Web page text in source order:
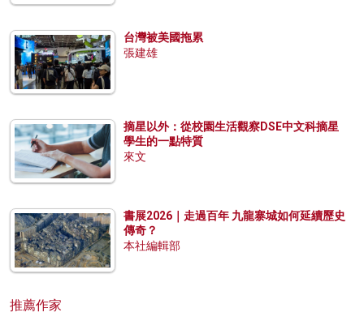
台灣被美國拖累
張建雄
摘星以外：從校園生活觀察DSE中文科摘星
學生的一點特質
來文
書展2026｜走過百年 九龍寨城如何延續歷史
傳奇？
本社編輯部
推薦作家